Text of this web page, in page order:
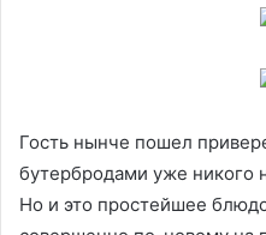
Гость нынче пошeл
бутербродами уже никого
Но и это простейшее